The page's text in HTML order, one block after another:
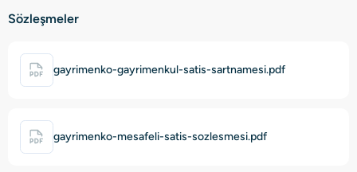
Sözleşmeler
gayrimenko-gayrimenkul-satis-sartnamesi.pdf
gayrimenko-mesafeli-satis-sozlesmesi.pdf